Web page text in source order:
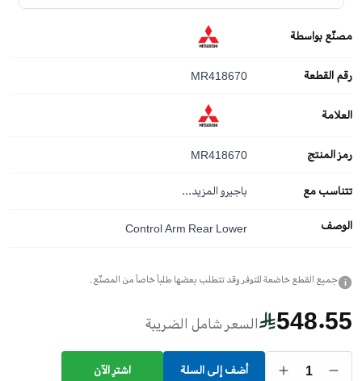
مصنّع بواسطة
رقم القطعة MR418670
العلامة
رمز المنتج MR418670
تتناسب مع باجيرو المزيد...
الوصف Control Arm Rear Lower
i جميع القطع خاضعة للتوفر وقد تتطلب بعضها طلباً خاصاً من المصنّع.
548.55 السعر شامل الضريبة
1 أضف إلى السلة اشترِ الآن